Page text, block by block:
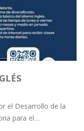
el Desarrollo de la
para el…